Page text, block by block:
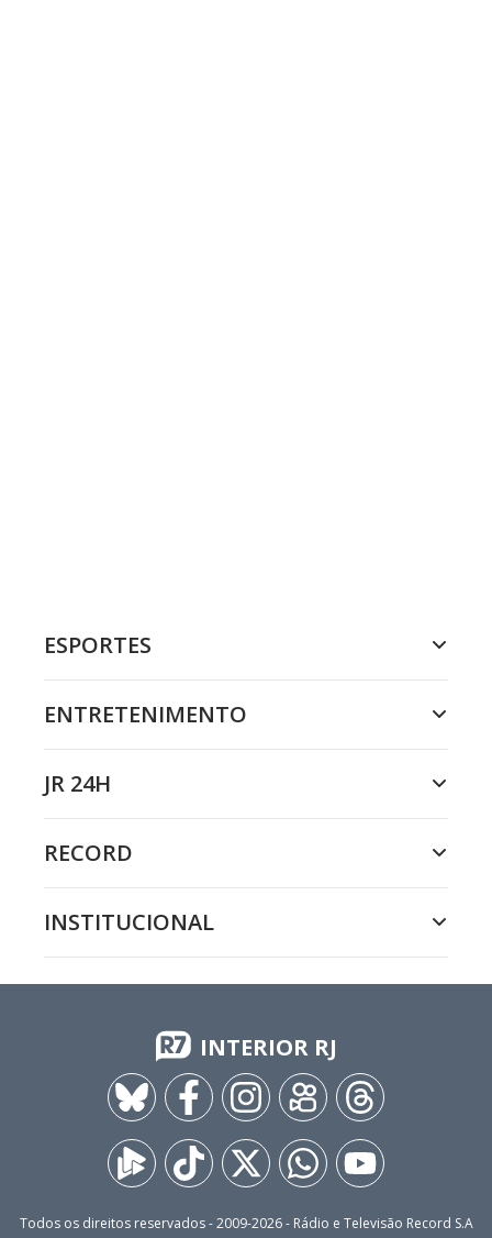
ESPORTES
ENTRETENIMENTO
JR 24H
RECORD
INSTITUCIONAL
INTERIOR RJ
Todos os direitos reservados - 2009-2026- Rádio e Televisão Record S.A